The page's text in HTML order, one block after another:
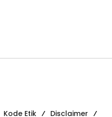
Kode Etik Disclaimer